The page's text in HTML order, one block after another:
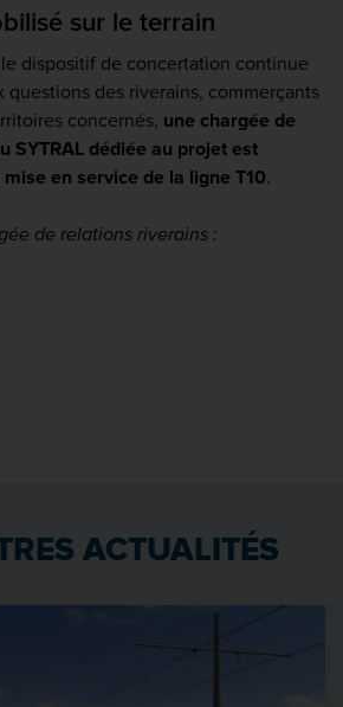
sur le terrain
dispositif de concertation continue
questions des riverains, commerçants
concernés, une chargée de
SYTRAL dédiée au projet est
en service de la ligne T10.
de relations riverains :
ACTUALITÉS